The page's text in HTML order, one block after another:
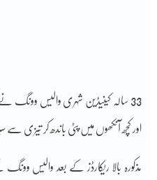
33 سالہ کینیڈین شہری والیس
اور کچھ آنکھوں میں پٹی باندھ کر تیزی سے سبزیاں کاٹ کر 9 عالمی